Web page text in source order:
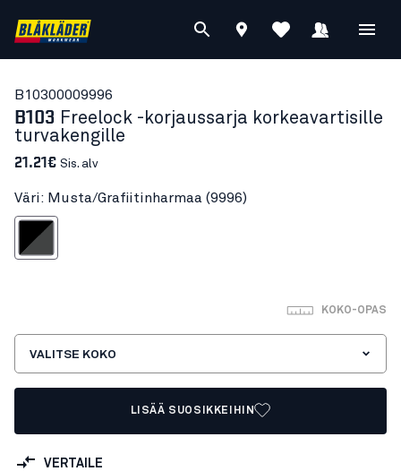
B10300009996
B103 Freelock -korjaussarja korkeavartisille
turvakengille
21.21€ Sis. alv
Väri: Musta/Grafiitinharmaa (9996)
Grafiitinharmaa
KOKO-OPAS
VALITSE KOKO
LISÄÄ SUOSIKKEIHIN
VERTAILE